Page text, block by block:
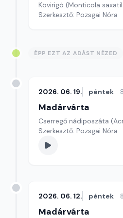
Kövirigó (Monticola
Szerkesztő: Pozsgai Nóra
ÉPP EZT AZ ADÁST NÉZED
2026. 06. 19. péntek
Madárvárta
Cserregő nádiposzáta
Szerkesztő: Pozsgai Nóra
2026. 06. 12. péntek
Madárvárta